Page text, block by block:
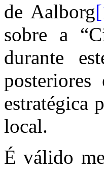
de Aalborg
sobre a
durante
estratégica
local.
É válido